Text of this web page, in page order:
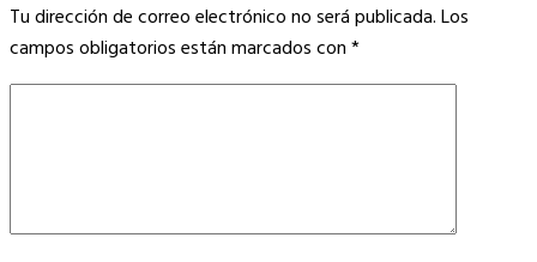
Tu dirección de correo electrónico no será publicada.Los
campos obligatorios están marcados con*